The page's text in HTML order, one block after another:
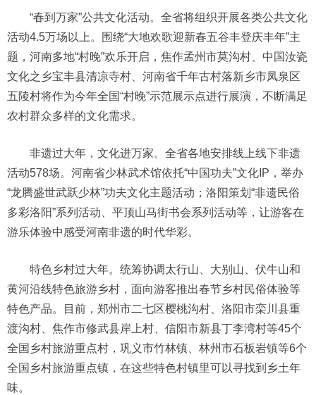
“春到万家”公共文化活动。全省将组织开展各类公共文化
活动4.5万场以上。围绕“大地欢歌迎新春五谷丰登庆丰年”主
题，河南多地“村晚”欢乐开启，焦作孟州市莫沟村、中国汝瓷
文化之乡宝丰县清凉寺村、河南省千年古村落新乡市凤泉区
五陵村将作为今年全国“村晚”示范展示点进行展演，不断满足
农村群众多样的文化需求。
非遗过大年，文化进万家。全省各地安排线上线下非遗
活动578场。河南省少林武术馆依托“中国功夫”文化IP，举办
“龙腾盛世武跃少林”功夫文化主题活动；洛阳策划“非遗民俗
多彩洛阳”系列活动、平顶山马街书会系列活动等，让游客在
游乐体验中感受河南非遗的时代华彩。
特色乡村过大年。统筹协调太行山、大别山、伏牛山和
黄河沿线特色旅游乡村，面向游客推出春节乡村民俗体验等
特色产品。目前，郑州市二七区樱桃沟村、洛阳市栾川县重
渡沟村、焦作市修武县岸上村、信阳市新县丁李湾村等45个
全国乡村旅游重点村，巩义市竹林镇、林州市石板岩镇等6个
全国乡村旅游重点镇，在这些特色村镇里可以寻找到乡土年
味。